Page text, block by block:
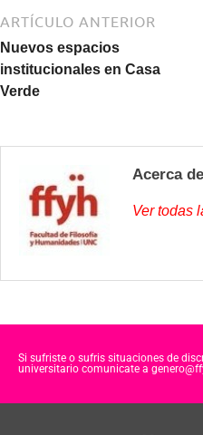
ARTÍCULO ANTERIOR
Nuevos espacios
institucionales en Casa
Verde
Acerca de
Ver todas
Si sufriste o sufris situaciones de
universitario comunicate a